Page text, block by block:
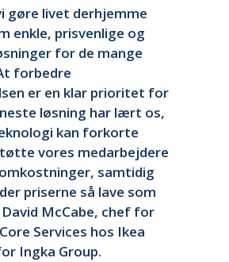
gøre livet derhjemme
enkle, prisvenlige og
for de mange
forbedre
er en klar prioritet for
løsning har lært os,
kan forkorte
vores medarbejdere
samtidig
priserne så lave som
McCabe, chef for
Services hos Ikea
Ingka Group.